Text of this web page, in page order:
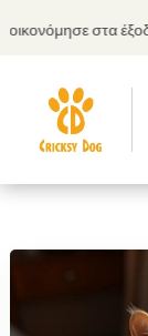
στα έξοδα